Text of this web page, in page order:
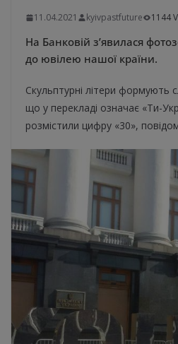
11.04.2021 kyivpastfuture 1144
На Банковій з’явилася
до ювілею нашої країни.
Скульптурні літери формують
що у перекладі означає «Ти-
розмістили цифру «30»,